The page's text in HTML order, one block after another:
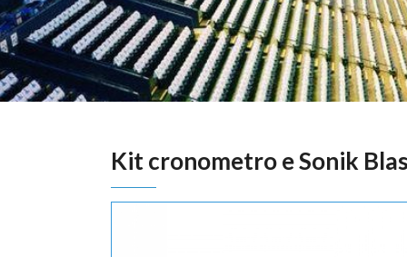
Kit cronometro e Sonik